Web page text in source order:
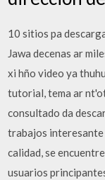
10 sitios pa
Jawa decenas ar
xi hño video ya
tutorial, tema ar
consultado da
trabajos interesante
calidad, se
usuarios